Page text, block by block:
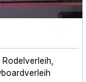
Rodelverleih